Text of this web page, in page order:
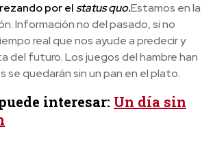
por elstatus quo.Estamos en la
Información no del pasado, si no
real que nos ayude a predecir y
del futuro. Los juegos del hambre han
se quedarán sin un pan en el plato.
interesar: Un día sin